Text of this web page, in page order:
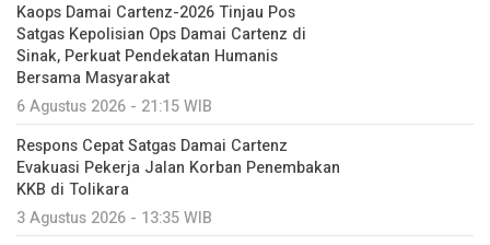
Kaops Damai Cartenz-2026 Tinjau Pos
Satgas Kepolisian Ops Damai Cartenz di
Sinak, Perkuat Pendekatan Humanis
Bersama Masyarakat
6 Agustus 2026 - 21:15 WIB
Respons Cepat Satgas Damai Cartenz
Evakuasi Pekerja Jalan Korban Penembakan
KKB di Tolikara
3 Agustus 2026 - 13:35 WIB